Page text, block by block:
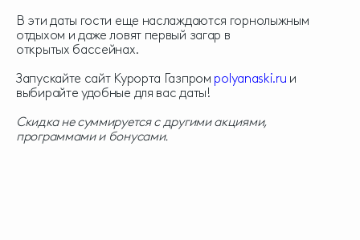
В эти даты гости еще наслаждаются горнолыжным
отдыхом и даже ловят первый загар в
открытых бассейнах.
Запускайте сайт Курорта Газпром polyanaski.ru и
выбирайте удобные для вас даты!
Скидка не суммируется с другими акциями,
программами и бонусами.